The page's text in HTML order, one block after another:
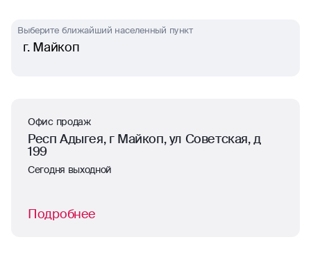
г. Майкоп
Выберите ближайший населенный пункт
Офис продаж
Респ Адыгея, г Майкоп, ул Советская, д
199
Сегодня выходной
Подробнее